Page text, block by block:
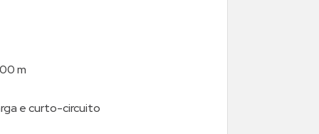
m
e curto-circuito